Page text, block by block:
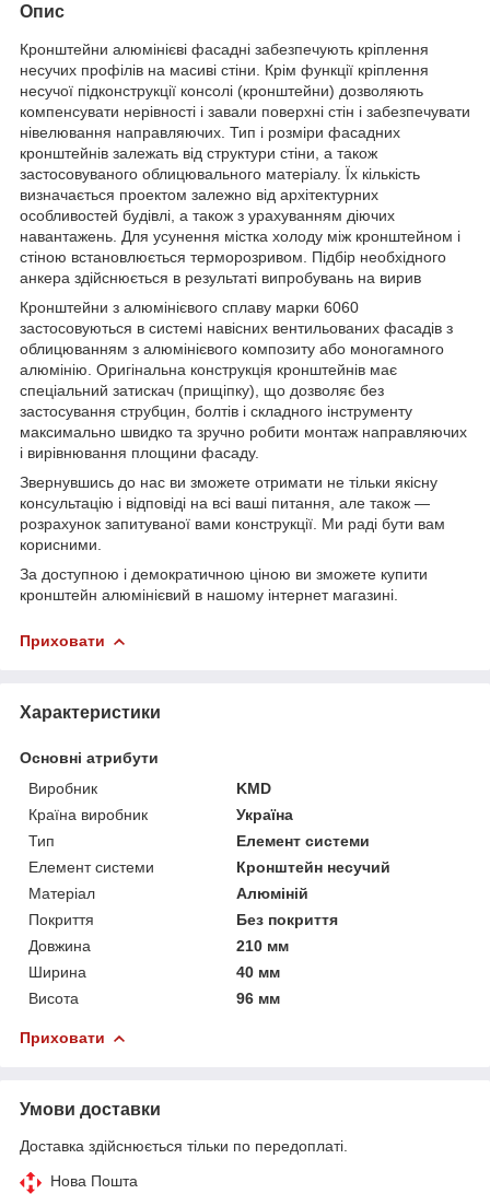
Опис
Кронштейни алюмінієві фасадні забезпечують кріплення
несучих профілів на масиві стіни. Крім функції кріплення
несучої підконструкції консолі (кронштейни) дозволяють
компенсувати нерівності і завали поверхні стін і забезпечувати
нівелювання направляючих. Тип і розміри фасадних
кронштейнів залежать від структури стіни, а також
застосовуваного облицювального матеріалу. Їх кількість
визначається проектом залежно від архітектурних
особливостей будівлі, а також з урахуванням діючих
навантажень. Для усунення містка холоду між кронштейном і
стіною встановлюється терморозривом. Підбір необхідного
анкера здійснюється в результаті випробувань на вирив
Кронштейни з алюмінієвого сплаву марки 6060
застосовуються в системі навісних вентильованих фасадів з
облицюванням з алюмінієвого композиту або моногамного
алюмінію. Оригінальна конструкція кронштейнів має
спеціальний затискач (прищіпку), що дозволяє без
застосування струбцин, болтів і складного інструменту
максимально швидко та зручно робити монтаж направляючих
і вирівнювання площини фасаду.
Звернувшись до нас ви зможете отримати не тільки якісну
консультацію і відповіді на всі ваші питання, але також ―
розрахунок запитуваної вами конструкції. Ми раді бути вам
корисними.
За доступною і демократичною ціною ви зможете купити
кронштейн алюмінієвий в нашому інтернет магазині.
Приховати
Характеристики
Основні атрибути
Виробник
KMD
Країна виробник
Україна
Тип
Елемент системи
Елемент системи
Кронштейн несучий
Матеріал
Алюміній
Покриття
Без покриття
Довжина
210 мм
Ширина
40 мм
Висота
96 мм
Приховати
Умови доставки
Доставка здійснюється тільки по передоплаті.
Нова Пошта